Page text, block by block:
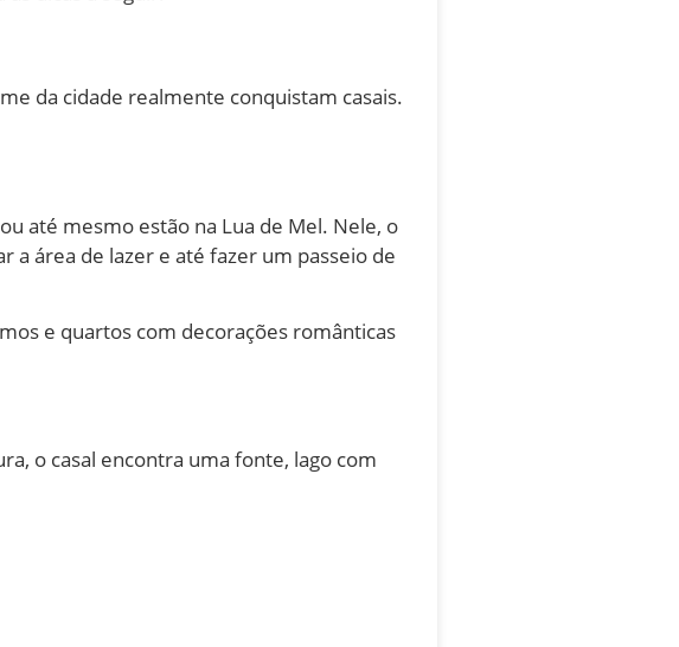
da cidade realmente conquistam casais.
até mesmo estão na Lua de Mel. Nele, o
a área de lazer e até fazer um passeio de
e quartos com decorações românticas
o casal encontra uma fonte, lago com